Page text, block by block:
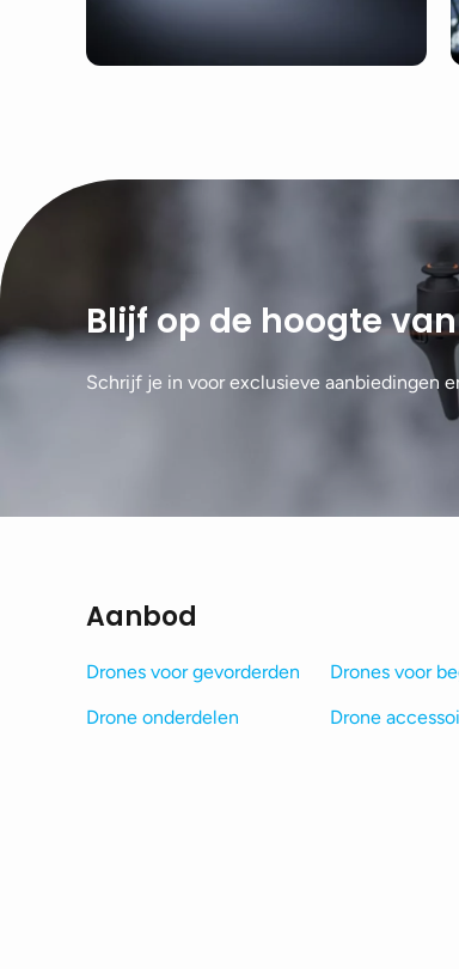
Blijf op de hoogte
Schrijf je in voor exclusieve aanbiedingen
Aanbod
Drones voor gevorderden Drones voor
Drone onderdelen
Drone